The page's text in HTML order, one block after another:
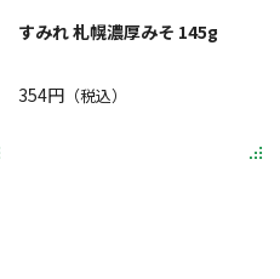
すみれ 札幌濃厚みそ 145g
354円（税込）